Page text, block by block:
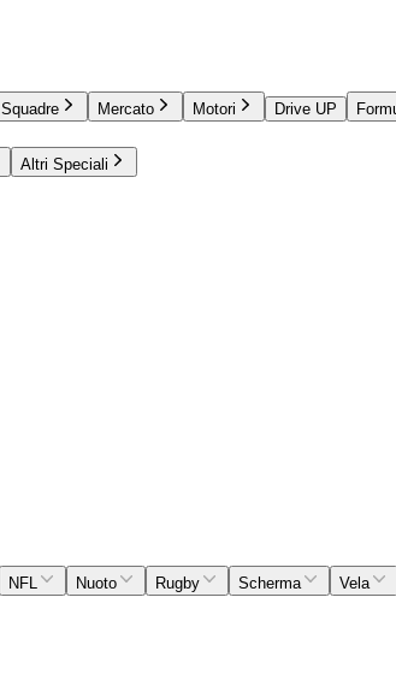
Squadre Mercato Motori Drive UP
Altri Speciali
NFL Nuoto Rugby Scherma Vela